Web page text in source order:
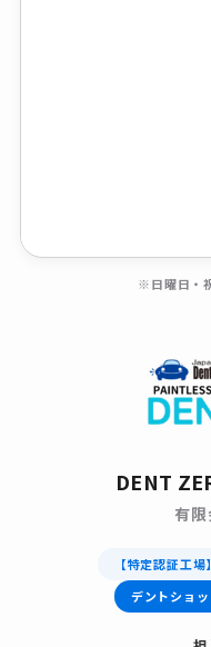
※日曜日・
DENT
有
【特定認証工
デントショ